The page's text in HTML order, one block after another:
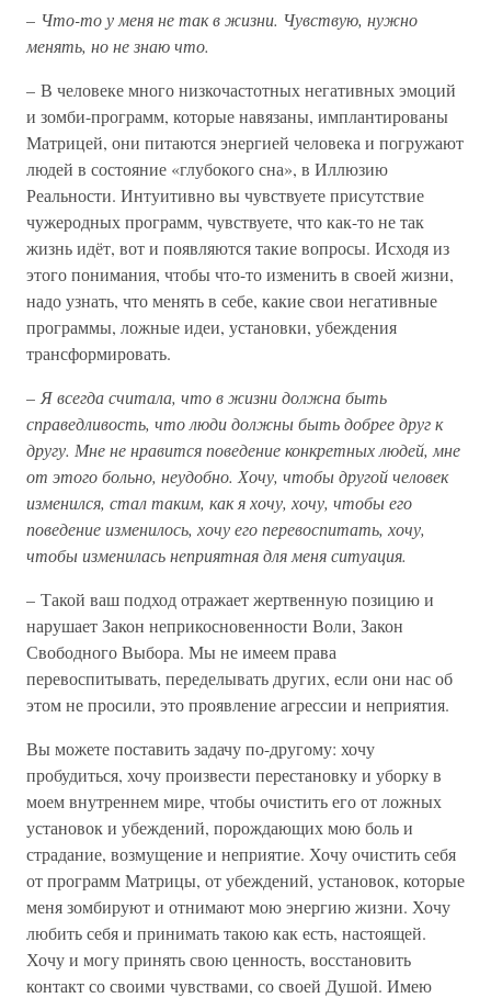
– Что-то у меня не так в жизни. Чувствую, нужно
менять, но не знаю что.
– В человеке много низкочастотных негативных эмоций
и зомби-программ, которые навязаны, имплантированы
Матрицей, они питаются энергией человека и погружают
людей в состояние «глубокого сна», в Иллюзию
Реальности. Интуитивно вы чувствуете присутствие
чужеродных программ, чувствуете, что как-то не так
жизнь идёт, вот и появляются такие вопросы. Исходя из
этого понимания, чтобы что-то изменить в своей жизни,
надо узнать, что менять в себе, какие свои негативные
программы, ложные идеи, установки, убеждения
трансформировать.
– Я всегда считала, что в жизни должна быть
справедливость, что люди должны быть добрее друг к
другу. Мне не нравится поведение конкретных людей, мне
от этого больно, неудобно. Хочу, чтобы другой человек
изменился, стал таким, как я хочу, хочу, чтобы его
поведение изменилось, хочу его перевоспитать, хочу,
чтобы изменилась неприятная для меня ситуация.
– Такой ваш подход отражает жертвенную позицию и
нарушает Закон неприкосновенности Воли, Закон
Свободного Выбора. Мы не имеем права
перевоспитывать, переделывать других, если они нас об
этом не просили, это проявление агрессии и неприятия.
Вы можете поставить задачу по-другому: хочу
пробудиться, хочу произвести перестановку и уборку в
моем внутреннем мире, чтобы очистить его от ложных
установок и убеждений, порождающих мою боль и
страдание, возмущение и неприятие. Хочу очистить себя
от программ Матрицы, от убеждений, установок, которые
меня зомбируют и отнимают мою энергию жизни. Хочу
любить себя и принимать такою как есть, настоящей.
Хочу и могу принять свою ценность, восстановить
контакт со своими чувствами, со своей Душой. Имею